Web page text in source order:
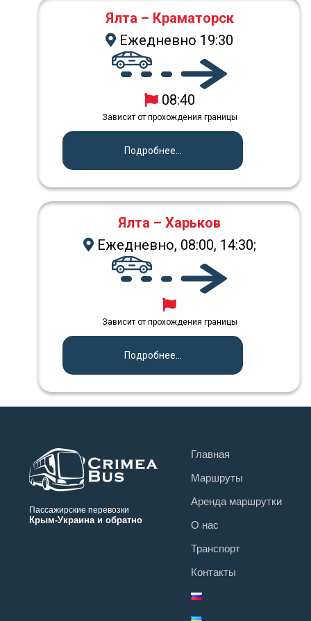
Ялта – Краматорск
Ежедневно 19:30
08:40
Зависит от прохождения границы
Подробнее...
Ялта – Харьков
Ежедневно, 08:00, 14:30;
Зависит от прохождения границы
Подробнее...
Пассажирские перевозки
Крым-Украина и обратно
Главная
Маршруты
Аренда маршрутки
О нас
Транспорт
Контакты